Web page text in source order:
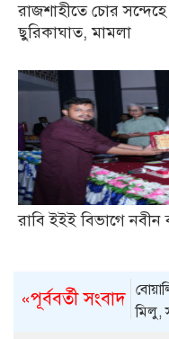
রাজশাহীতে চোর
ছুরিকাঘাত, মামলা
রাবি ইইই বিভাগে নবীন
«পূর্ববর্তী সংবাদ
মিলু,